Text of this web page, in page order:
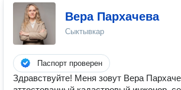
Вера Пархачева
Сыктывкар
Паспорт проверен
Здравствуйте! Меня зовут Вера